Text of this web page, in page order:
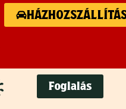
Foglalás